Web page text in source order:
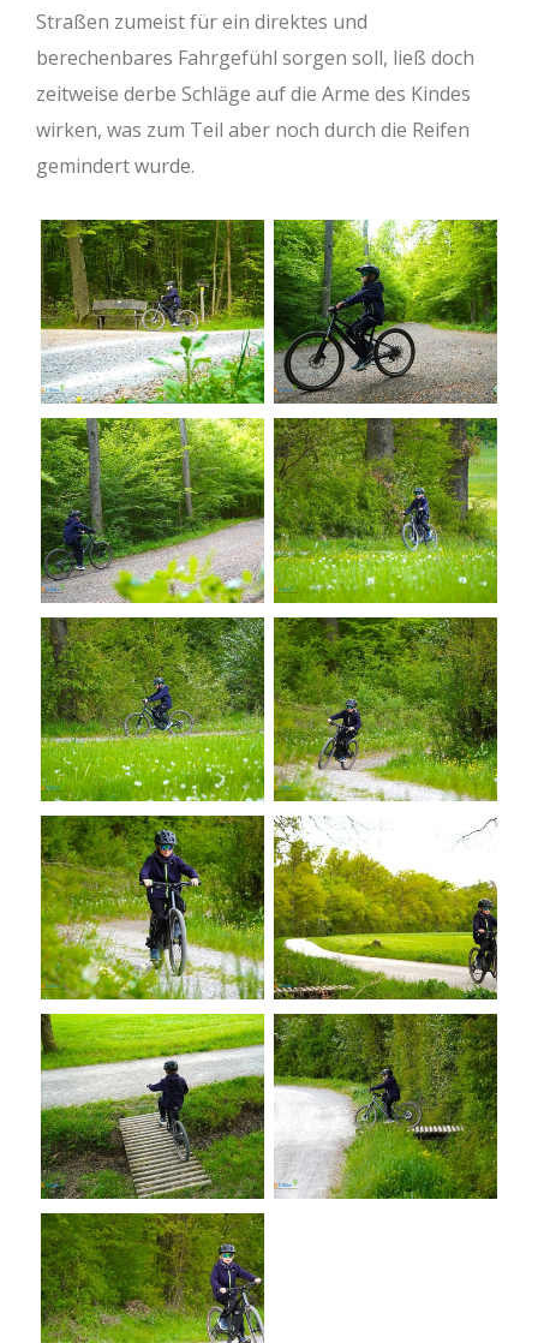
Straßen zumeist für ein direktes und
berechenbares Fahrgefühl sorgen soll, ließ doch
zeitweise derbe Schläge auf die Arme des Kindes
wirken, was zum Teil aber noch durch die Reifen
gemindert wurde.